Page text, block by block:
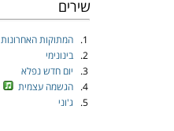
שירים
1.
המתוקות האחרונות
2.
בינונימי
3.
יום חדש נפלא
4.
הגשמה עצמית
5.
ג'וני